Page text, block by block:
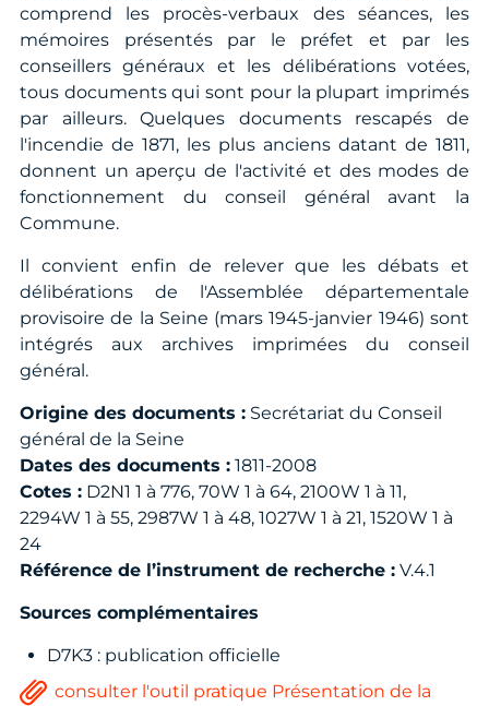
comprend les procès-verbaux des séances, les
mémoires présentés par le préfet et par les
conseillers généraux et les délibérations votées,
tous documents qui sont pour la plupart imprimés
par ailleurs. Quelques documents rescapés de
l'incendie de 1871, les plus anciens datant de 1811,
donnent un aperçu de l'activité et des modes de
fonctionnement du conseil général avant la
Commune.
Il convient enfin de relever que les débats et
délibérations de l'Assemblée départementale
provisoire de la Seine (mars 1945-janvier 1946) sont
intégrés aux archives imprimées du conseil
général.
Origine des documents :Secrétariat du Conseil
général de la Seine
Dates des documents :1811-2008
Cotes :D2N1 1 à 776, 70W 1 à 64, 2100W 1 à 11,
2294W 1 à 55, 2987W 1 à 48, 1027W 1 à 21, 1520W 1 à
24
Référence de l’instrument de recherche :V.4.1
Sources complémentaires
D7K3 : publication officielle
consulter l'outil pratique Présentation de la